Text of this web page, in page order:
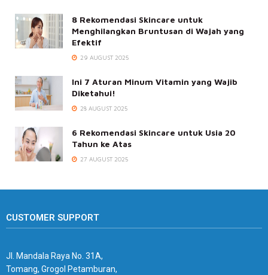
8 Rekomendasi Skincare untuk
Menghilangkan Bruntusan di Wajah yang
Efektif
29 AUGUST 2025
Ini 7 Aturan Minum Vitamin yang Wajib
Diketahui!
28 AUGUST 2025
6 Rekomendasi Skincare untuk Usia 20
Tahun ke Atas
27 AUGUST 2025
CUSTOMER SUPPORT
Jl. Mandala Raya No. 31A,
Tomang, Grogol Petamburan,